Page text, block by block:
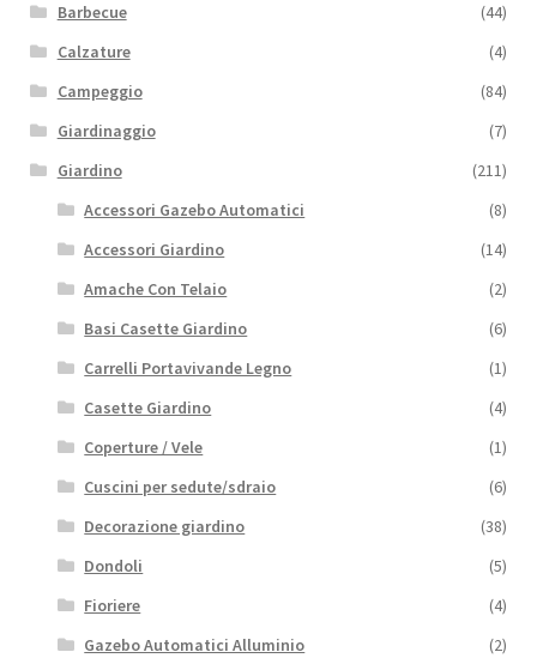
Barbecue
(44)
Calzature
(4)
Campeggio
(84)
Giardinaggio
(7)
Giardino
(211)
Accessori Gazebo Automatici
(8)
Accessori Giardino
(14)
Amache Con Telaio
(2)
Basi Casette Giardino
(6)
Carrelli Portavivande Legno
(1)
Casette Giardino
(4)
Coperture / Vele
(1)
Cuscini per sedute/sdraio
(6)
Decorazione giardino
(38)
Dondoli
(5)
Fioriere
(4)
Gazebo Automatici Alluminio
(2)